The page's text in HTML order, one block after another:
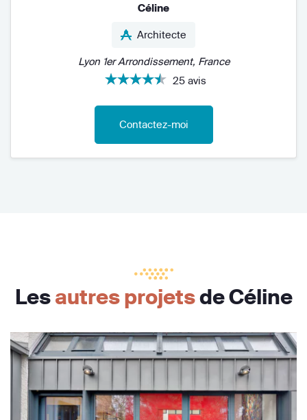
Céline
Architecte
Lyon 1er Arrondissement, France
25 avis
Contactez-moi
Lesautres projetsde Céline